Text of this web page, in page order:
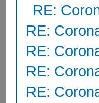
RE:
RE:
RE:
RE:
RE: